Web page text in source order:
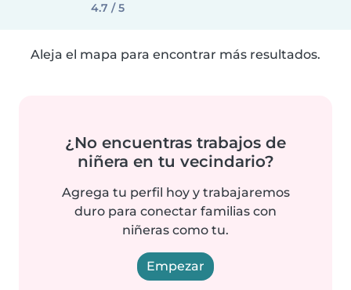
4.7 / 5
Aleja el mapa para encontrar más resultados.
¿No encuentras trabajos de
niñera en tu vecindario?
Agrega tu perfil hoy y trabajaremos
duro para conectar familias con
niñeras como tu.
Empezar